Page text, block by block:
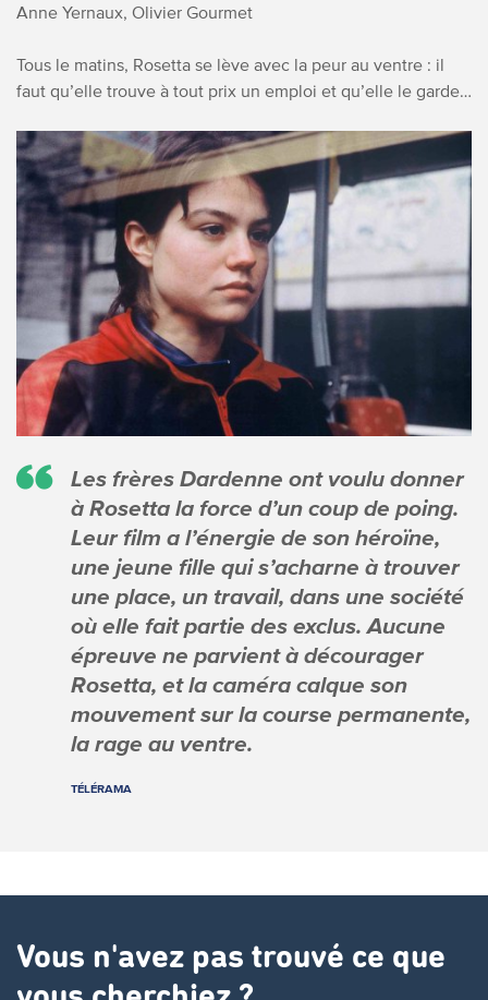
Anne Yernaux, Olivier Gourmet
Tous le matins, Rosetta se lève avec la peur au ventre : il
faut qu’elle trouve à tout prix un emploi et qu’elle le garde…
Les frères Dardenne ont voulu donner
à Rosetta la force d’un coup de poing.
Leur film a l’énergie de son héroïne,
une jeune fille qui s’acharne à trouver
une place, un travail, dans une société
où elle fait partie des exclus. Aucune
épreuve ne parvient à décourager
Rosetta, et la caméra calque son
mouvement sur la course permanente,
la rage au ventre.
TÉLÉRAMA
Vous n'avez pas trouvé ce que